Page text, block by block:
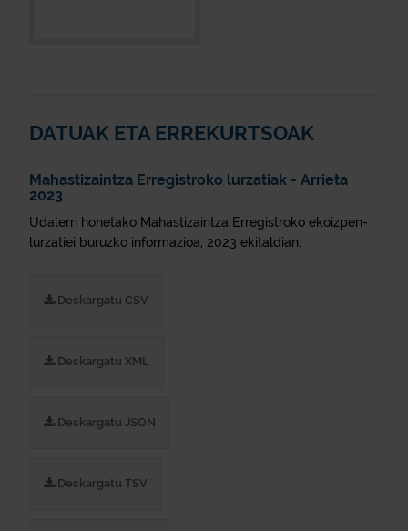
DATUAK ETA ERREKURTSOAK
Mahastizaintza Erregistroko lurzatiak - Arrieta
2023
Udalerri honetako Mahastizaintza Erregistroko ekoizpen-
lurzatiei buruzko informazioa, 2023 ekitaldian.
Deskargatu CSV
Deskargatu XML
Deskargatu JSON
Deskargatu TSV